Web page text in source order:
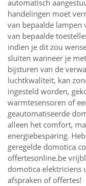
automatisch
handelingen moet
van bepaalde lampen
van bepaalde
indien je dit zou
sluiten wanneer je
bijsturen van de
luchtkwaliteit, kan
ingesteld worden,
warmtesensoren of
geautomatiseerde
alleen het comfort,
energiebesparing.
geregelde domotica
offertesonline.be
domotica elektriciens
afspraken of offertes!